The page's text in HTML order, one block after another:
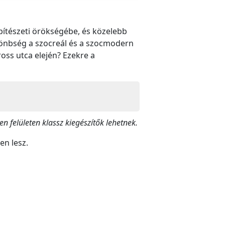
örökségébe, és közelebb
a szocreál és a szocmodern
utca elején? Ezekre a
felületen klassz kiegészítők lehetnek.
lesz.